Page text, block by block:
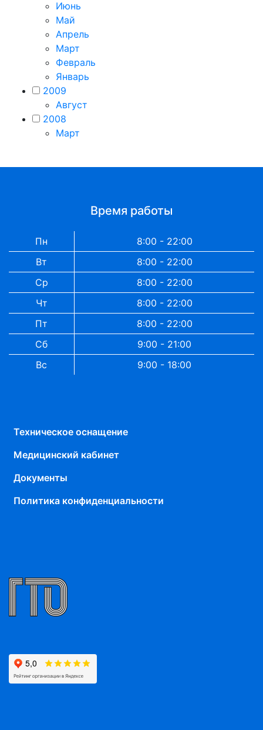
Июнь
Май
Апрель
Март
Февраль
Январь
2009
Август
2008
Март
Время работы
Пн
8:00 - 22:00
Вт
8:00 - 22:00
Ср
8:00 - 22:00
Чт
8:00 - 22:00
Пт
8:00 - 22:00
Сб
9:00 - 21:00
Вс
9:00 - 18:00
Техническое оснащение
Медицинский кабинет
Документы
Политика конфиденциальности